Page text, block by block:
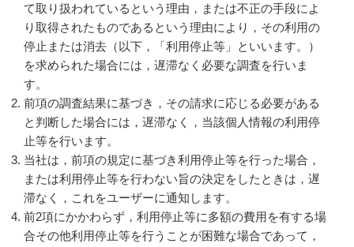
て取り扱われているという理由，または不正の手段によ
り取得されたものであるという理由により，その利用の
停止または消去（以下，「利用停止等」といいます。）
を求められた場合には，遅滞なく必要な調査を行いま
す。
前項の調査結果に基づき，その請求に応じる必要がある
と判断した場合には，遅滞なく，当該個人情報の利用停
止等を行います。
当社は，前項の規定に基づき利用停止等を行った場合，
または利用停止等を行わない旨の決定をしたときは，遅
滞なく，これをユーザーに通知します。
前2項にかかわらず，利用停止等に多額の費用を有する場
合その他利用停止等を行うことが困難な場合であって，